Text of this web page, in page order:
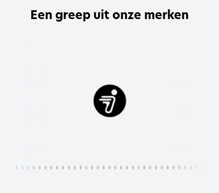
Een greep uit onze merken